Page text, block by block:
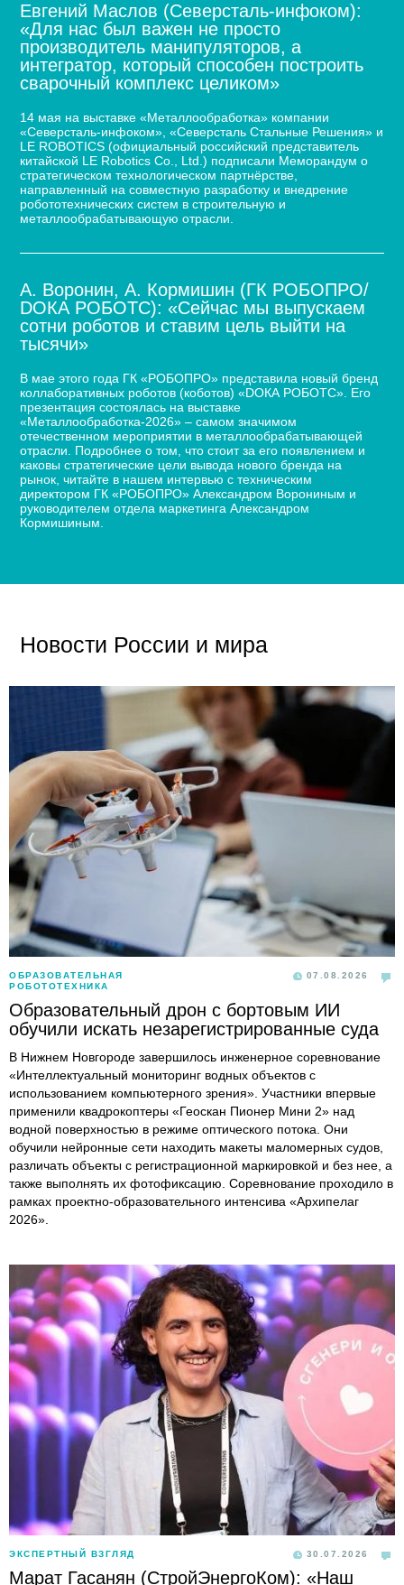
Евгений Маслов (Северсталь-инфоком):
«Для нас был важен не просто
производитель манипуляторов, а
интегратор, который способен построить
сварочный комплекс целиком»
14 мая на выставке «Металлообработка» компании
«Северсталь-инфоком», «Северсталь Стальные Решения» и
LE ROBOTICS (официальный российский представитель
китайской LE Robotics Co., Ltd.) подписали Меморандум о
стратегическом технологическом партнёрстве,
направленный на совместную разработку и внедрение
робототехнических систем в строительную и
металлообрабатывающую отрасли.
А. Воронин, А. Кормишин (ГК РОБОПРО/
DOКА РОБОТС): «Сейчас мы выпускаем
сотни роботов и ставим цель выйти на
тысячи»
В мае этого года ГК «РОБОПРО» представила новый бренд
коллаборативных роботов (коботов) «DОКА РОБОТС». Его
презентация состоялась на выставке
«Металлообработка-2026» – самом значимом
отечественном мероприятии в металлообрабатывающей
отрасли. Подробнее о том, что стоит за его появлением и
каковы стратегические цели вывода нового бренда на
рынок, читайте в нашем интервью с техническим
директором ГК «РОБОПРО» Александром Ворониным и
руководителем отдела маркетинга Александром
Кормишиным.
Новости России и мира
ОБРАЗОВАТЕЛЬНАЯ
РОБОТОТЕХНИКА
07.08.2026
Образовательный дрон с бортовым ИИ
обучили искать незарегистрированные суда
В Нижнем Новгороде завершилось инженерное соревнование
«Интеллектуальный мониторинг водных объектов с
использованием компьютерного зрения». Участники впервые
применили квадрокоптеры «Геоскан Пионер Мини 2» над
водной поверхностью в режиме оптического потока. Они
обучили нейронные сети находить макеты маломерных судов,
различать объекты с регистрационной маркировкой и без нее, а
также выполнять их фотофиксацию. Соревнование проходило в
рамках проектно-образовательного интенсива «Архипелаг
2026».
ЭКСПЕРТНЫЙ ВЗГЛЯД 30.07.2026
Марат Гасанян (СтройЭнергоКом): «Наш